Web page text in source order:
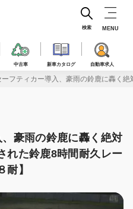
中古車 新車カタログ 自動車求人
検索 MENU
フティカー導入、豪雨の鈴鹿に轟く
豪雨の鈴鹿に轟く絶対
れた鈴鹿8時間耐久レー
耐】